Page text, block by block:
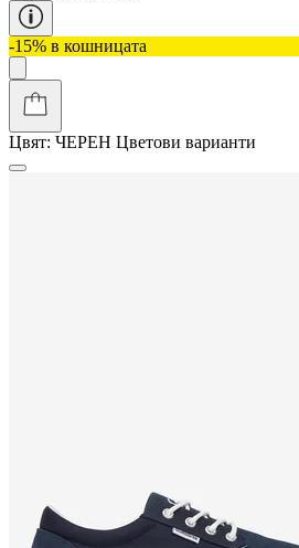
-15% в кошницата
Цвят: ЧЕРЕН Цветови варианти